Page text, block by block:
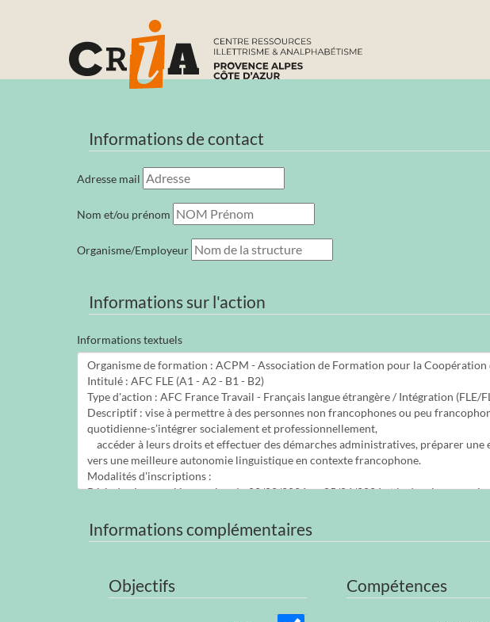
Informations de contact
Adresse mail
Nom et/ou prénom
Organisme/Employeur
Informations sur l'action
Informations textuels
Informations complémentaires
Objectifs Compétences